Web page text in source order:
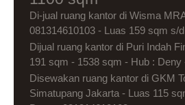
Di-jual ruang kantor di Wisma
081314610103 - Luas 159 sqm s/
Dijual ruang kantor di Puri Indah
191 sqm - 1538 sqm - Hub : Deny
Disewakan ruang kantor di GKM
Simatupang Jakarta - Luas 115